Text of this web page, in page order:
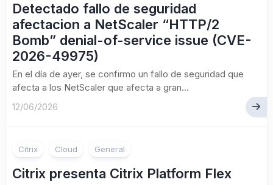
Detectado fallo de seguridad
afectacion a NetScaler “HTTP/2
Bomb” denial-of-service issue (CVE-
2026-49975)
En el día de ayer, se confirmo un fallo de seguridad que
afecta a los NetScaler que afecta a gran...
12/06/2026
Citrix Cloud General
Citrix presenta Citrix Platform Flex